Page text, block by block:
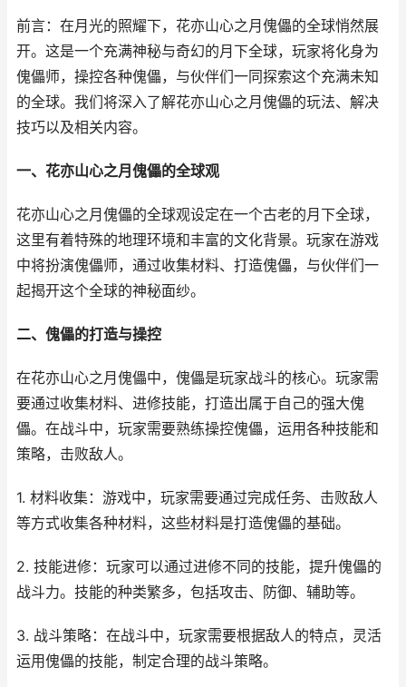
前言：在月光的照耀下，花亦山心之月傀儡的全球悄然展
开。这是一个充满神秘与奇幻的月下全球，玩家将化身为
傀儡师，操控各种傀儡，与伙伴们一同探索这个充满未知
的全球。我们将深入了解花亦山心之月傀儡的玩法、解决
技巧以及相关内容。
一、花亦山心之月傀儡的全球观
花亦山心之月傀儡的全球观设定在一个古老的月下全球，
这里有着特殊的地理环境和丰富的文化背景。玩家在游戏
中将扮演傀儡师，通过收集材料、打造傀儡，与伙伴们一
起揭开这个全球的神秘面纱。
二、傀儡的打造与操控
在花亦山心之月傀儡中，傀儡是玩家战斗的核心。玩家需
要通过收集材料、进修技能，打造出属于自己的强大傀
儡。在战斗中，玩家需要熟练操控傀儡，运用各种技能和
策略，击败敌人。
1. 材料收集：游戏中，玩家需要通过完成任务、击败敌人
等方式收集各种材料，这些材料是打造傀儡的基础。
2. 技能进修：玩家可以通过进修不同的技能，提升傀儡的
战斗力。技能的种类繁多，包括攻击、防御、辅助等。
3. 战斗策略：在战斗中，玩家需要根据敌人的特点，灵活
运用傀儡的技能，制定合理的战斗策略。